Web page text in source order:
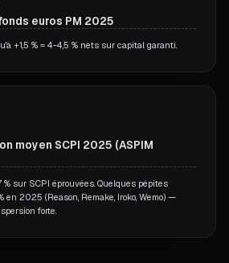
euros PM 2025
+1,5 % = 4-4,5 % nets sur capital garanti.
moyen SCPI 2025 (ASPIM
sur SCPI éprouvées. Quelques pépites
en 2025 (Reason, Remake, Iroko, Wemo) —
forte.